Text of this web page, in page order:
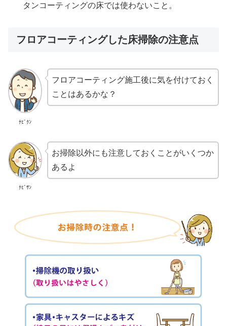
タンコーティングの床では使わないこと。
フロアコーティングした床掃除の注意点
ﾅﾋﾞｸﾝ
フロアコーティング施工後に気を付けておく
ことはあるかな？
ﾅﾋﾞｻﾝ
お掃除以外にも注意しておくことがいくつか
あるよ